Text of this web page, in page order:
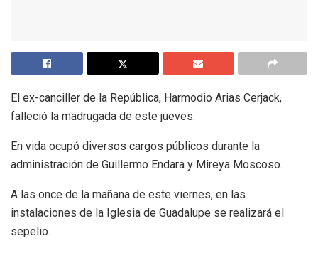
El ex-canciller de la República, Harmodio Arias Cerjack,
falleció la madrugada de este jueves.
En vida ocupó diversos cargos públicos durante la
administración de Guillermo Endara y Mireya Moscoso.
A las once de la mañana de este viernes, en las
instalaciones de la Iglesia de Guadalupe se realizará el
sepelio.